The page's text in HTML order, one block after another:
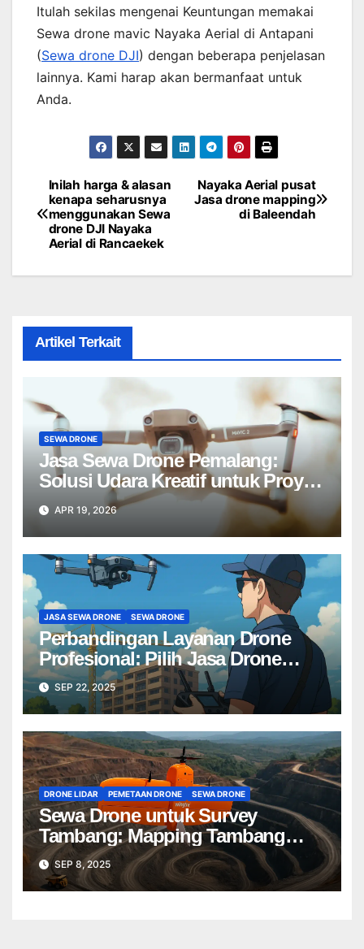
Itulah sekilas mengenai Keuntungan memakai
Sewa drone mavic Nayaka Aerial di Antapani
(Sewa drone DJI) dengan beberapa penjelasan
lainnya. Kami harap akan bermanfaat untuk
Anda.
Post
navigation
Nayaka Aerial pusat
Jasa drone mapping
di Baleendah
Inilah harga & alasan
kenapa seharusnya
menggunakan Sewa
drone DJI Nayaka
Aerial di Rancaekek
Artikel Terkait
SEWA DRONE
Jasa Sewa Drone Pemalang:
Solusi Udara Kreatif untuk Proyek
Anda Tanpa Batas】
APR 19, 2026
JASA SEWA DRONE SEWA DRONE
Perbandingan Layanan Drone
Profesional: Pilih Jasa Drone
Terbaik untuk Proyek Anda
SEP 22, 2025
DRONE LIDAR PEMETAAN DRONE SEWA DRONE
Sewa Drone untuk Survey
Tambang: Mapping Tambang
Profesional Lebih Cepat & Akurat
SEP 8, 2025